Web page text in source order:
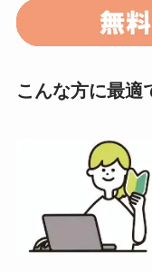
こんな方に最適